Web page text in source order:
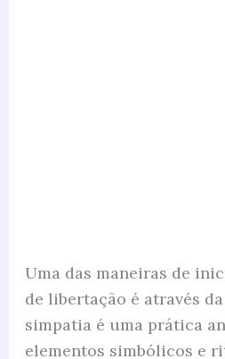
Uma das maneiras de
de libertação é através
simpatia é uma prática
elementos simbólicos e